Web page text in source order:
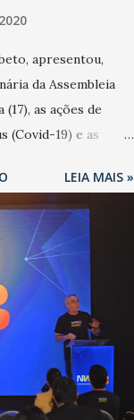
apresentou,
da Assembleia
as ações de
(Covid-19) e as
secretário informou
pautado
e de
“Nós não
temos em todos os
ou H1N1. Trata-
um poder de
apontou o
de
à população e
LEIA MAIS »